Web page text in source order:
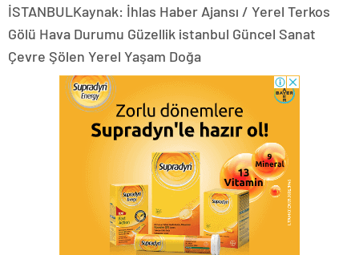
İSTANBULKaynak: İhlas Haber Ajansı / Yerel Terkos
Gölü Hava Durumu Güzellik istanbul Güncel Sanat
Çevre Şölen Yerel Yaşam Doğa